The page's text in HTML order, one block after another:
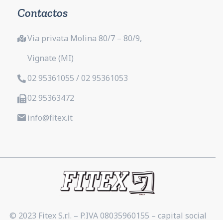
Contactos
Via privata Molina 80/7 – 80/9,
Vignate (MI)
02 95361055 / 02 95361053
02 95363472
info@fitex.it
© 2023 Fitex S.r.l. – P.IVA 08035960155 – capital social